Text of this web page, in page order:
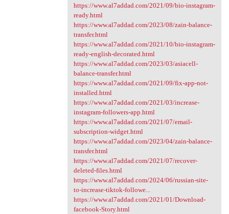
https://www.al7addad.com/2021/09/bio-instagram-
ready.html
https://www.al7addad.com/2023/08/zain-balance-
transfer.html
https://www.al7addad.com/2021/10/bio-instagram-
ready-english-decorated.html
https://www.al7addad.com/2023/03/asiacell-
balance-transfer.html
https://www.al7addad.com/2021/09/fix-app-not-
installed.html
https://www.al7addad.com/2021/03/increase-
instagram-followers-app.html
https://www.al7addad.com/2021/07/email-
subscription-widget.html
https://www.al7addad.com/2023/04/zain-balance-
transfer.html
https://www.al7addad.com/2021/07/recover-
deleted-files.html
https://www.al7addad.com/2024/06/russian-site-
to-increase-tiktok-followe...
https://www.al7addad.com/2021/01/Download-
facebook-Story.html